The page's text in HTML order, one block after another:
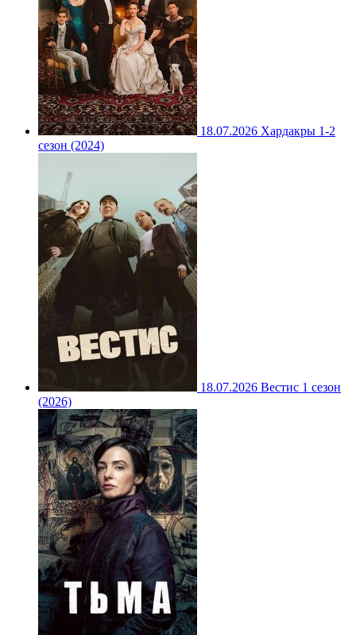
18.07.2026 Хардакры 1-2
сезон (2024)
18.07.2026 Вестис 1 сезон
(2026)